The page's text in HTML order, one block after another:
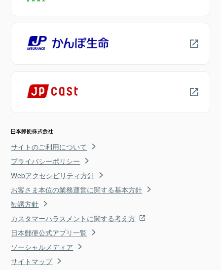
サイトのご利用について
プライバシーポリシー
Webアクセシビリティ方針
お客さま本位の業務運営に関する基本方針
勧誘方針
カスタマーハラスメントに関する考え方
日本郵便公式アプリ一覧
ソーシャルメディア
サイトマップ